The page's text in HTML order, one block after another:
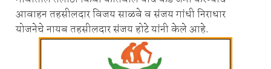
आवाहन तहसीलदार विजय साळवे व संजय गांधी निराधार
योजनेचे नायब तहसीलदार संजय होटे यांनी केले आहे.